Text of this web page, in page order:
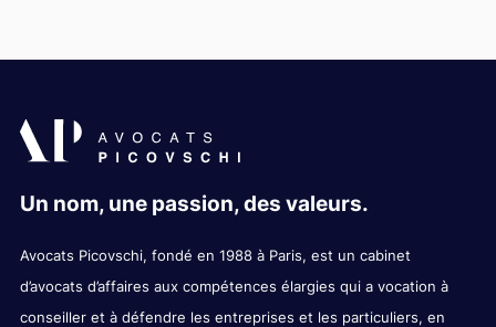
Un nom, une passion, des valeurs.
Avocats Picovschi, fondé en 1988 à Paris, est un cabinet
d’avocats d’affaires aux compétences élargies qui a vocation à
conseiller et à défendre les entreprises et les particuliers, en